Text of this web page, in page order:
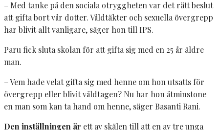
– Med tanke på den sociala otryggheten var det rätt beslut
att gifta bort vår dotter. Våldtäkter och sexuella övergrepp
har blivit allt vanligare, säger hon till IPS.
Paru fick sluta skolan för att gifta sig med en 25 år äldre
man.
– Vem hade velat gifta sig med henne om hon utsatts för
övergrepp eller blivit våldtagen? Nu har hon åtminstone
en man som kan ta hand om henne, säger Basanti Rani.
Den inställningen är ett av skälen till att en av tre unga